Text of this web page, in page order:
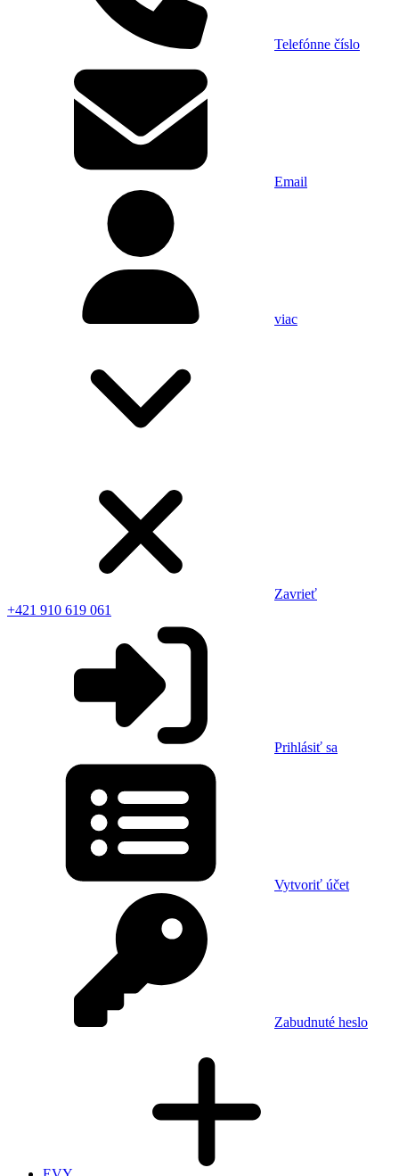
Telefónne číslo
Email
viac
Zavrieť
+421 910 619 061
Prihlásiť sa
Vytvoriť účet
Zabudnuté heslo